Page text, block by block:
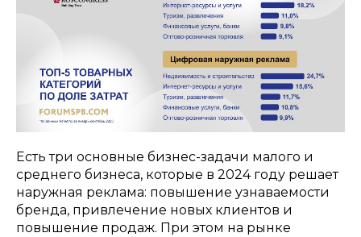
Есть три основные бизнес-задачи малого и
среднего бизнеса, которые в 2024 году решает
наружная реклама: повышение узнаваемости
бренда, привлечение новых клиентов и
повышение продаж. При этом на рынке